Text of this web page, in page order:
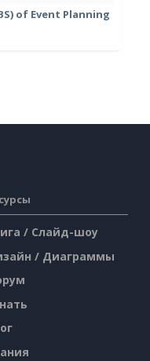
of Event Planning
/ Слайд-шоу
/ Диаграммы